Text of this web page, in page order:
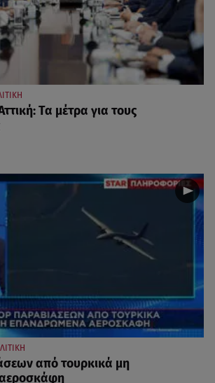
Τα μέτρα για τους
από τουρκικά μη